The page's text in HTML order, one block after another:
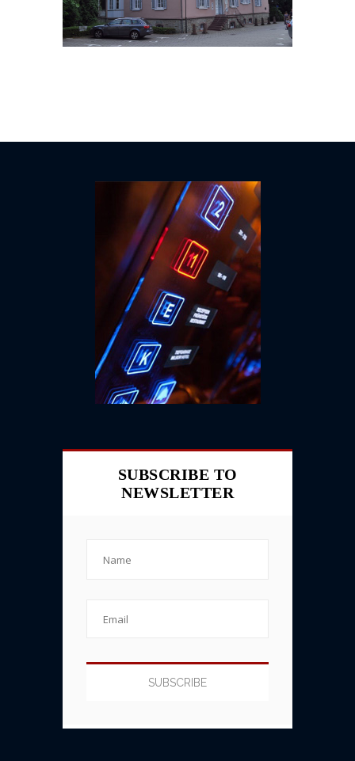
SUBSCRIBE TO
NEWSLETTER